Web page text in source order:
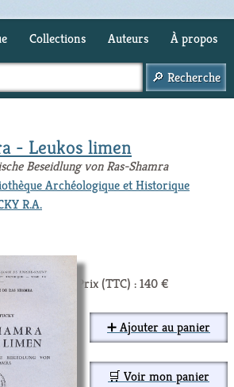
Collections Auteurs À propos
- Leukos limen
Beseidlung von Ras-Shamra
Archéologique et Historique
R.A.
Prix (TTC) : 140 €
➕ Ajouter au panier
🛒 Voir mon panier